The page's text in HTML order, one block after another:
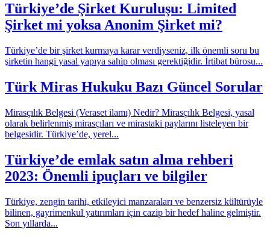
Türkiye’de Şirket Kuruluşu: Limited
Şirket mi yoksa Anonim Şirket mi?
Türkiye’de bir şirket kurmaya karar verdiyseniz, ilk önemli soru bu
şirketin hangi yasal yapıya sahip olması gerektiğidir. İrtibat bürosu...
Türk Miras Hukuku Bazı Güncel Sorular
Mirasçılık Belgesi (Veraset ilamı) Nedir? Mirasçılık Belgesi, yasal
olarak belirlenmiş mirasçıları ve mirastaki paylarını listeleyen bir
belgesidir. Türkiye’de, yerel...
Türkiye’de emlak satın alma rehberi
2023: Önemli ipuçları ve bilgiler
Türkiye, zengin tarihi, etkileyici manzaraları ve benzersiz kültürüyle
bilinen, gayrimenkul yatırımları için cazip bir hedef haline gelmiştir.
Son yıllarda...